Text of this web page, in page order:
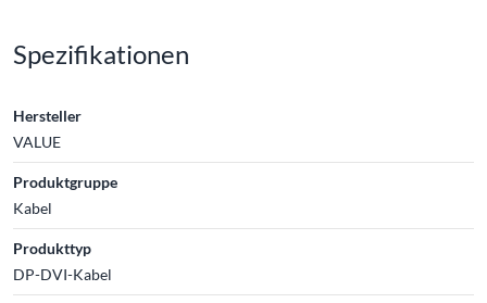
Spezifikationen
Hersteller
VALUE
Produktgruppe
Kabel
Produkttyp
DP-DVI-Kabel